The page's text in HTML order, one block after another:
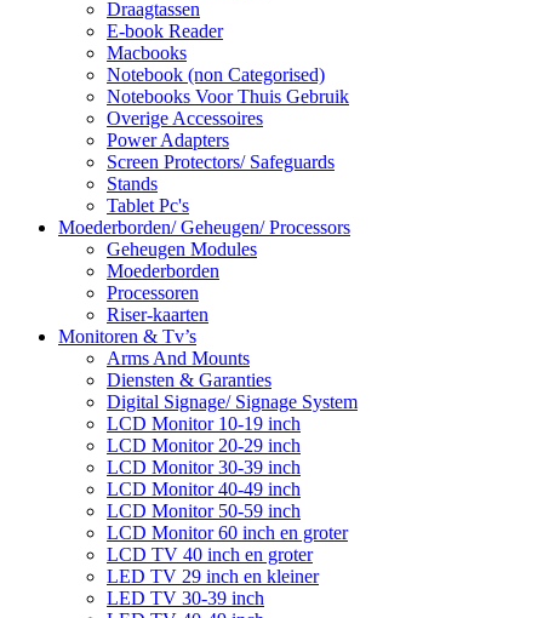
Draagtassen
E-book Reader
Macbooks
Notebook (non Categorised)
Notebooks Voor Thuis Gebruik
Overige Accessoires
Power Adapters
Screen Protectors/ Safeguards
Stands
Tablet Pc's
Moederborden/ Geheugen/ Processors
Geheugen Modules
Moederborden
Processoren
Riser-kaarten
Monitoren & Tv’s
Arms And Mounts
Diensten & Garanties
Digital Signage/ Signage System
LCD Monitor 10-19 inch
LCD Monitor 20-29 inch
LCD Monitor 30-39 inch
LCD Monitor 40-49 inch
LCD Monitor 50-59 inch
LCD Monitor 60 inch en groter
LCD TV 40 inch en groter
LED TV 29 inch en kleiner
LED TV 30-39 inch